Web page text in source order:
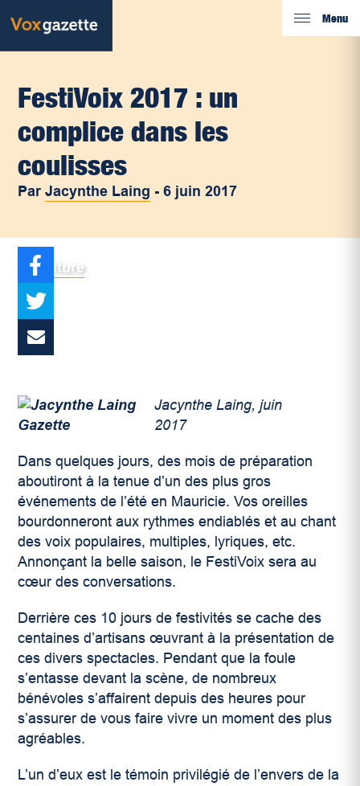
Menu
FestiVoix 2017 : un
complice dans les
coulisses
ParJacynthe Laing -6 juin 2017
Culture
Jacynthe Laing, juin
2017
Dans quelques jours, des mois de préparation
aboutiront à la tenue d’un des plus gros
événements de l’été en Mauricie. Vos oreilles
bourdonneront aux rythmes endiablés et au chant
des voix populaires, multiples, lyriques, etc.
Annonçant la belle saison, le FestiVoix sera au
cœur des conversations.
Derrière ces 10 jours de festivités se cache des
centaines d’artisans œuvrant à la présentation de
ces divers spectacles. Pendant que la foule
s’entasse devant la scène, de nombreux
bénévoles s’affairent depuis des heures pour
s’assurer de vous faire vivre un moment des plus
agréables.
L’un d’eux est le témoin privilégié de l’envers de la